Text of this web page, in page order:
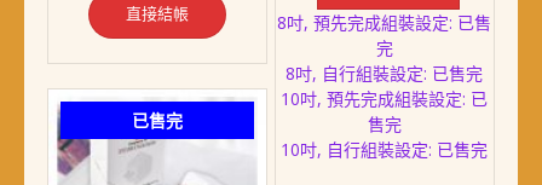
直接結帳
NT$ 6,538
有
種
款
可
8吋, 預先完成組裝設定: 已售
完
8吋, 自行組裝設定: 已售完
10吋, 預先完成組裝設定: 已
售完
10吋, 自行組裝設定: 已售完
已售完